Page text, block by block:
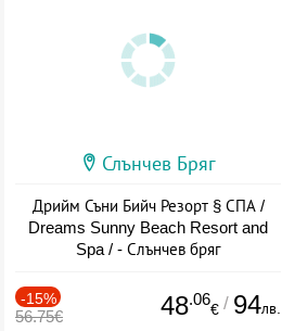
Слънчев Бряг
Дрийм Съни Бийч Резорт § СПА /
Dreams Sunny Beach Resort and
Spa / - Слънчев бряг
-15%
56.75€ 48.06
€ / 94лв.